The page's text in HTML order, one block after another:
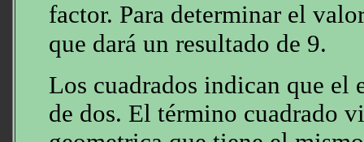
factor. Para determinar el
que dará un resultado de 9.
Los cuadrados indican que el
de dos. El término cuadrado